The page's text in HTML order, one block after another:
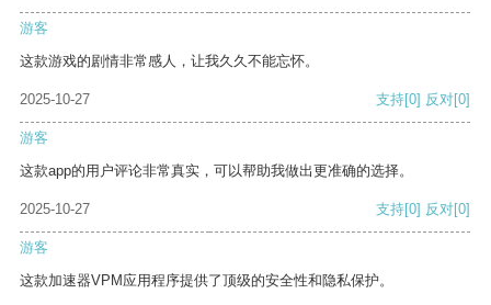
游客
这款游戏的剧情非常感人，让我久久不能忘怀。
2025-10-27 支持[0] 反对[0]
游客
这款app的用户评论非常真实，可以帮助我做出更准确的选择。
2025-10-27 支持[0] 反对[0]
游客
这款加速器VPM应用程序提供了顶级的安全性和隐私保护。